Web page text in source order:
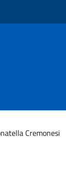
Cremonesi